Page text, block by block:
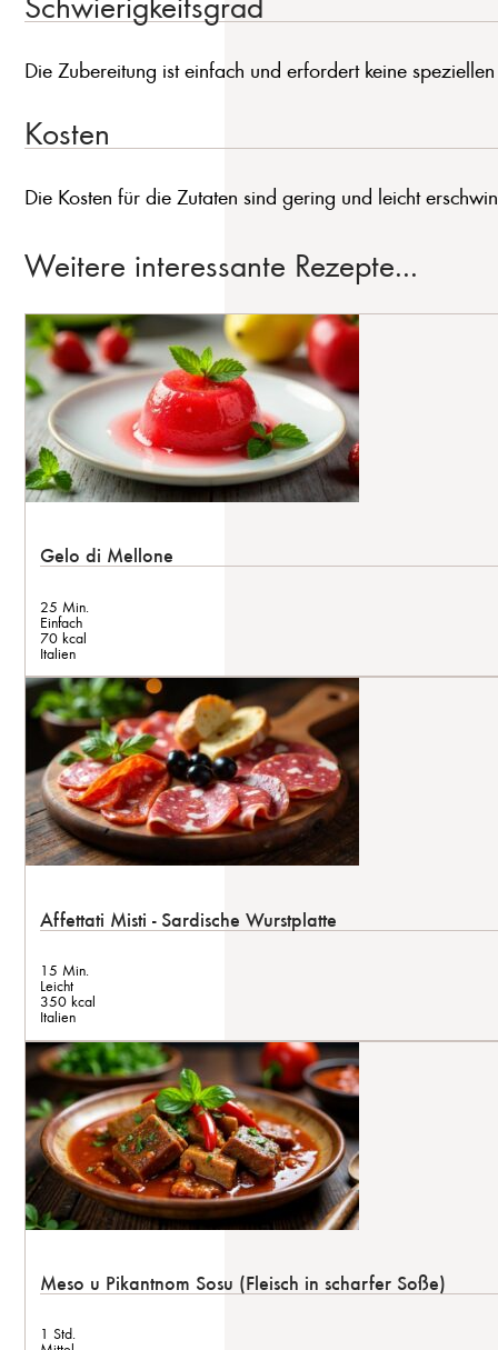
Die Zubereitung ist einfach und erfordert keine
Kosten
Die Kosten für die Zutaten sind gering und leicht
Weitere interessante Rezepte...
Gelo di Mellone
25 Min.
Einfach
70 kcal
Italien
Affettati Misti - Sardische Wurstplatte
15 Min.
Leicht
350 kcal
Italien
Meso u Pikantnom Sosu (Fleisch in scharfer Soße)
1 Std.